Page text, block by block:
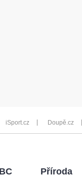
iSport.cz Doupě.cz
Příroda